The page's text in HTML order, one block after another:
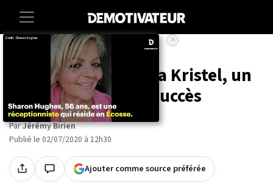
Entertainment People
Emmanuelle : Sylvia Kristel, un
destin brisé par le succès
ParJérémy Birien
Publié le 02/07/2020 à 12h30
Ajouter comme source préférée
×